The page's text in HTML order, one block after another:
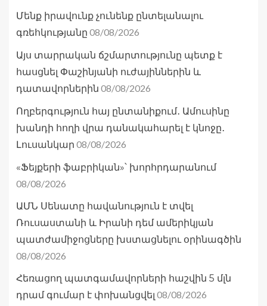
Մենք իրավունք չունենք ընտելանալու
գռեհկությանը 08/08/2026
Այս տարրական ճշմարտությունը պետք է
հասցնել Փաշինյանի ուժայիններին և
դատավորներին 08/08/2026
Ողբերգություն հայ ընտանիքում․ Ամուսինը
խանդի հողի վրա դանակահարել է կնոջը․
Լուսանկար 08/08/2026
«Ֆեյքերի ֆաբրիկան»՝ խորհրդարանում
08/08/2026
ԱՄՆ Սենատը հավանություն է տվել
Ռուսաստանի և Իրանի դեմ ամերիկյան
պատժամիջոցները խստացնելու օրինագծին
08/08/2026
Հեռացող պատգամավորների հաշվին 5 մլն
դրամ գումար է փոխանցվել 08/08/2026